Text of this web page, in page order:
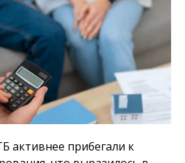
активнее прибегали к